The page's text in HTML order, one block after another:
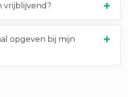
vrijblijvend?
opgeven bij mijn